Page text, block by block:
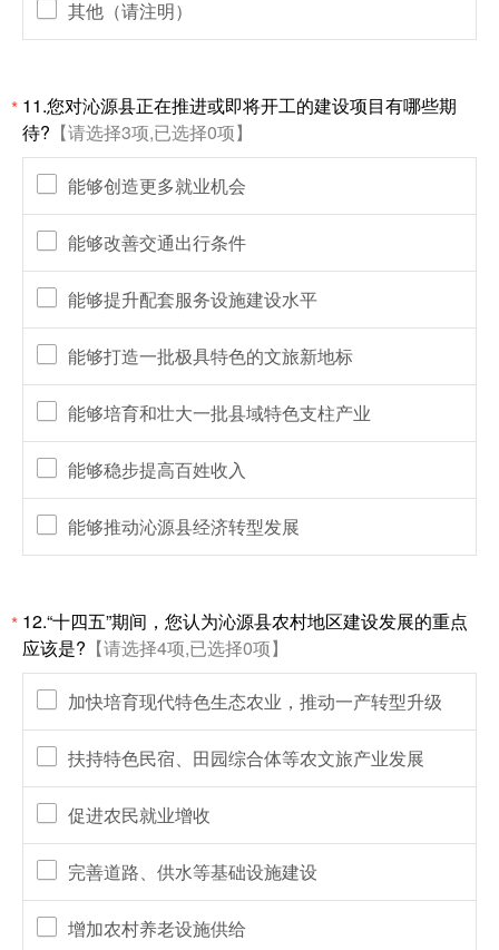
其他（请注明）
* 11.您对沁源县正在推进或即将开工的建设项目有哪些期
待? 【请选择3项,已选择0项】
能够创造更多就业机会
能够改善交通出行条件
能够提升配套服务设施建设水平
能够打造一批极具特色的文旅新地标
能够培育和壮大一批县域特色支柱产业
能够稳步提高百姓收入
能够推动沁源县经济转型发展
* 12.“十四五”期间，您认为沁源县农村地区建设发展的重点
应该是? 【请选择4项,已选择0项】
加快培育现代特色生态农业，推动一产转型升级
扶持特色民宿、田园综合体等农文旅产业发展
促进农民就业增收
完善道路、供水等基础设施建设
增加农村养老设施供给